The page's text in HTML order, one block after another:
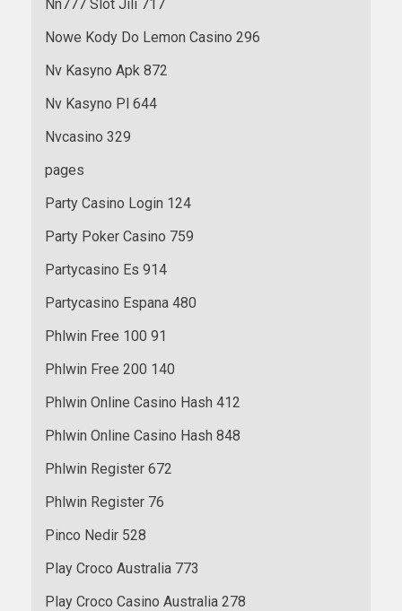
Nn777 Slot Jili 717
Nowe Kody Do Lemon Casino 296
Nv Kasyno Apk 872
Nv Kasyno Pl 644
Nvcasino 329
pages
Party Casino Login 124
Party Poker Casino 759
Partycasino Es 914
Partycasino Espana 480
Phlwin Free 100 91
Phlwin Free 200 140
Phlwin Online Casino Hash 412
Phlwin Online Casino Hash 848
Phlwin Register 672
Phlwin Register 76
Pinco Nedir 528
Play Croco Australia 773
Play Croco Casino Australia 278